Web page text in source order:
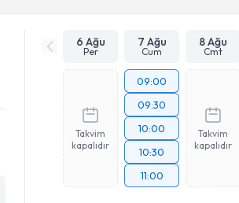
6 Ağu
Per
7 Ağu
Cum
8 Ağu
Cmt
Takvim
kapalıdır
09:00
09:30
10:00
10:30
11:00
Takvim
kapalıdır